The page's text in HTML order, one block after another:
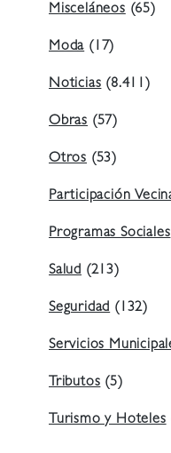
Misceláneos(65)
Moda(17)
Noticias(8.411)
Obras (57)
Otros (53)
Participación
Programas Sociales
Salud (213)
Seguridad(132)
Servicios
Tributos(5)
Turismo y Hoteles